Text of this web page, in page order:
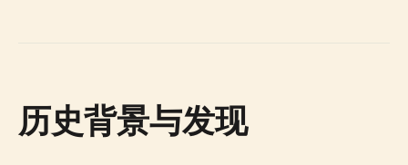
历史背景与发现